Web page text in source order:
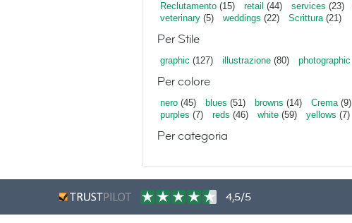
Reclutamento (15) retail (44) services (23)
veterinary (5) weddings (22) Scrittura(21)
Per Stile
graphic (127) illustrazione (80) photographic
Per colore
nero (45) blues (51) browns (14) Crema(9)
purples (7) reds (46) white (59) yellows (7)
Per categoria
4,5/5